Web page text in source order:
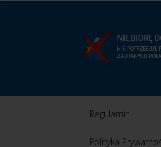
Regulamin
Polityka